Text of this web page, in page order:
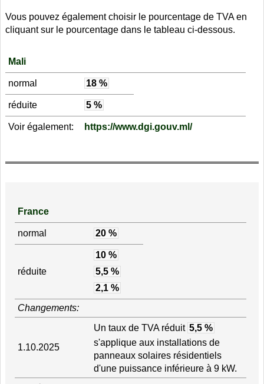
Vous pouvez également choisir le pourcentage de TVA en
cliquant sur le pourcentage dans le tableau ci-dessous.
Mali
normal 18 %
réduite 5 %
Voir également: https://www.dgi.gouv.ml/
France
normal 20 %
réduite
10 %
5,5 %
2,1 %
Changements:
1.10.2025
Un taux de TVA réduit 5,5 %
s'applique aux installations de
panneaux solaires résidentiels
d'une puissance inférieure à 9 kW.